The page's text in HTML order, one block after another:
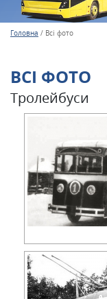
Головна / Всі фото
ВСІ ФОТО
Тролейбуси